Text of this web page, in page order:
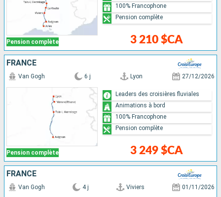
Pension complète 3 210 $CA
100% Francophone
Pension complète
FRANCE
Pension complète
Van Gogh 6 j Lyon 27/12/2026
3 249 $CA
Leaders des croisières fluviales
Animations à bord
100% Francophone
Pension complète
FRANCE
Van Gogh 4 j Viviers 01/11/2026